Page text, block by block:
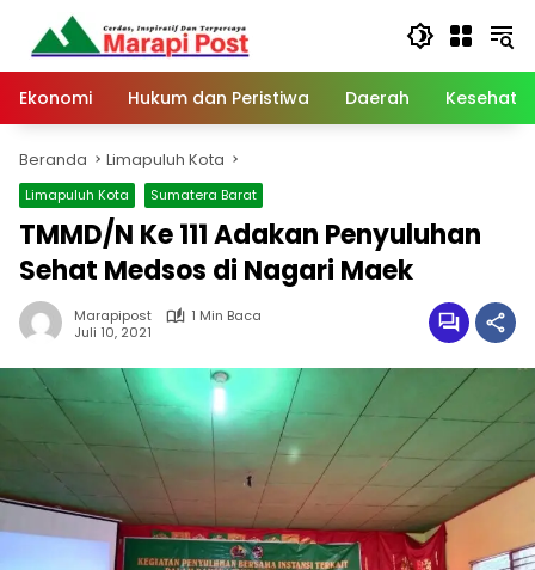
Langsung
konten
Ekonomi
Hukum dan Peristiwa Daerah
Beranda Limapuluh Kota
Limapuluh Kota Sumatera Barat
TMMD/N Ke 111 Adakan Penyuluhan
Sehat Medsos di Nagari Maek
Marapipost
1 Min Baca
Juli 10, 2021